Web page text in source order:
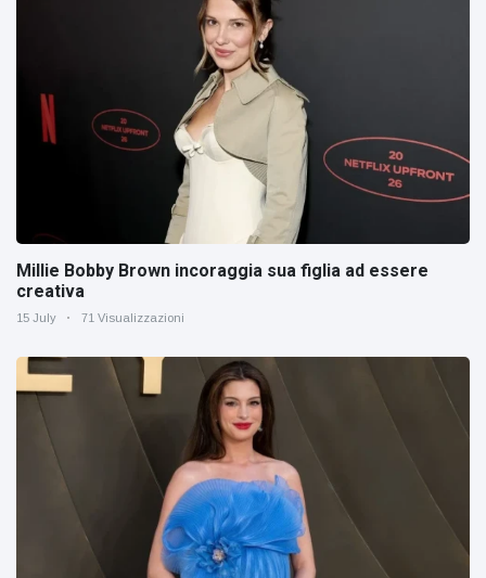
Millie Bobby Brown incoraggia sua figlia ad essere
creativa
15 July 71 Visualizzazioni